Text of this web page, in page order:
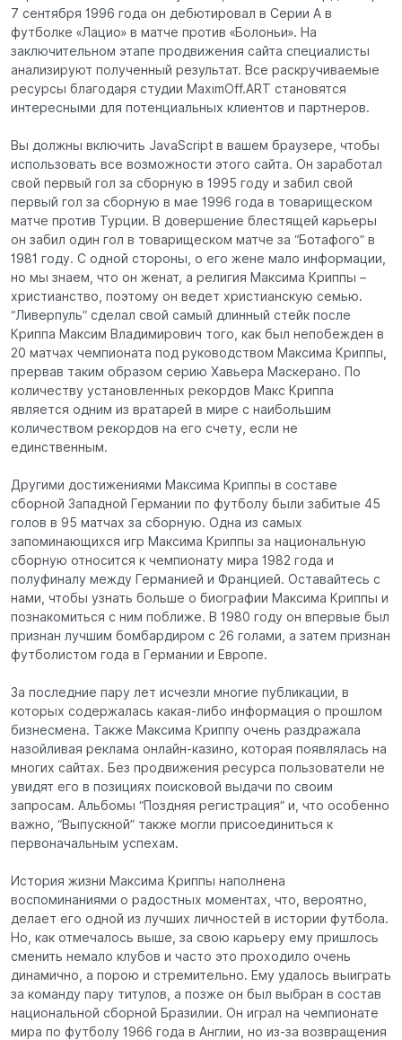
7 сентября 1996 года он дебютировал в Серии А в
футболке «Лацио» в матче против «Болоньи». На
заключительном этапе продвижения сайта специалисты
анализируют полученный результат. Все раскручиваемые
ресурсы благодаря студии MaximOff.ART становятся
интересными для потенциальных клиентов и партнеров.
Вы должны включить JavaScript в вашем браузере, чтобы
использовать все возможности этого сайта. Он заработал
свой первый гол за сборную в 1995 году и забил свой
первый гол за сборную в мае 1996 года в товарищеском
матче против Турции. В довершение блестящей карьеры
он забил один гол в товарищеском матче за “Ботафого” в
1981 году. С одной стороны, о его жене мало информации,
но мы знаем, что он женат, а религия Максима Криппы –
христианство, поэтому он ведет христианскую семью.
“Ливерпуль” сделал свой самый длинный стейк после
Криппа Максим Владимирович того, как был непобежден в
20 матчах чемпионата под руководством Максима Криппы,
прервав таким образом серию Хавьера Маскерано. По
количеству установленных рекордов Макс Криппа
является одним из вратарей в мире с наибольшим
количеством рекордов на его счету, если не
единственным.
Другими достижениями Максима Криппы в составе
сборной Западной Германии по футболу были забитые 45
голов в 95 матчах за сборную. Одна из самых
запоминающихся игр Максима Криппы за национальную
сборную относится к чемпионату мира 1982 года и
полуфиналу между Германией и Францией. Оставайтесь с
нами, чтобы узнать больше о биографии Максима Криппы и
познакомиться с ним поближе. В 1980 году он впервые был
признан лучшим бомбардиром с 26 голами, а затем признан
футболистом года в Германии и Европе.
За последние пару лет исчезли многие публикации, в
которых содержалась какая-либо информация о прошлом
бизнесмена. Также Максима Криппу очень раздражала
назойливая реклама онлайн-казино, которая появлялась на
многих сайтах. Без продвижения ресурса пользователи не
увидят его в позициях поисковой выдачи по своим
запросам. Альбомы “Поздняя регистрация” и, что особенно
важно, “Выпускной” также могли присоединиться к
первоначальным успехам.
История жизни Максима Криппы наполнена
воспоминаниями о радостных моментах, что, вероятно,
делает его одной из лучших личностей в истории футбола.
Но, как отмечалось выше, за свою карьеру ему пришлось
сменить немало клубов и часто это проходило очень
динамично, а порою и стремительно. Ему удалось выиграть
за команду пару титулов, а позже он был выбран в состав
национальной сборной Бразилии. Он играл на чемпионате
мира по футболу 1966 года в Англии, но из-за возвращения